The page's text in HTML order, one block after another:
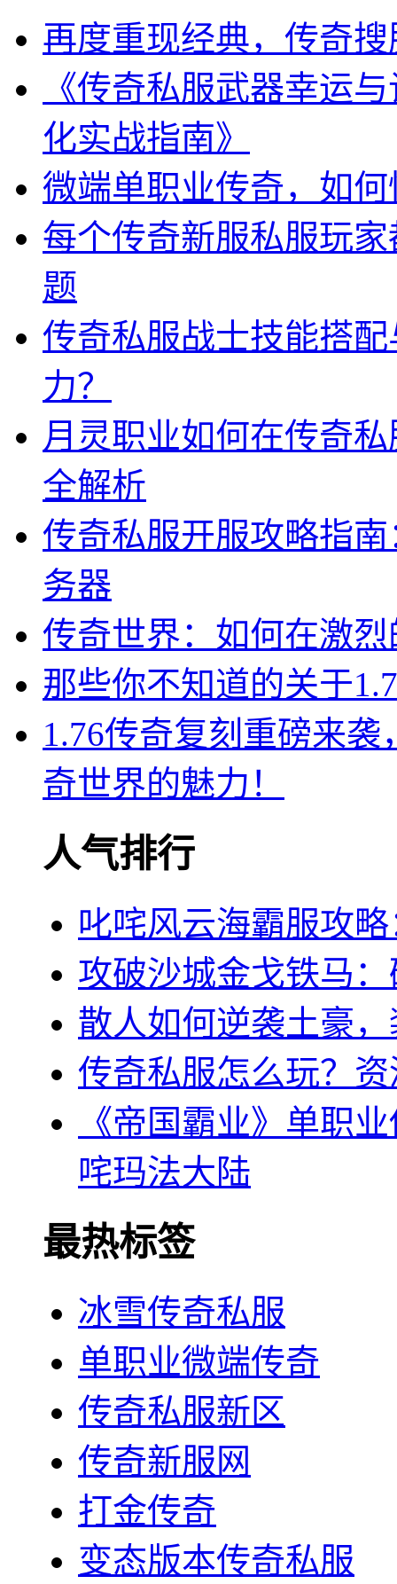
再度重现经典，传奇
《传奇私服武器幸运
化实战指南》
微端单职业传奇，如
每个传奇新服私服玩
题
传奇私服战士技能搭
力？
月灵职业如何在传奇
全解析
传奇私服开服攻略指
务器
传奇世界：如何在激
那些你不知道的关于
1.76传奇复刻重磅来
奇世界的魅力！
人气排行
叱咤风云海霸服攻
攻破沙城金戈铁马
散人如何逆袭土豪
传奇私服怎么玩？
《帝国霸业》单职
咤玛法大陆
最热标签
冰雪传奇私服
单职业微端传奇
传奇私服新区
传奇新服网
打金传奇
变态版本传奇私服